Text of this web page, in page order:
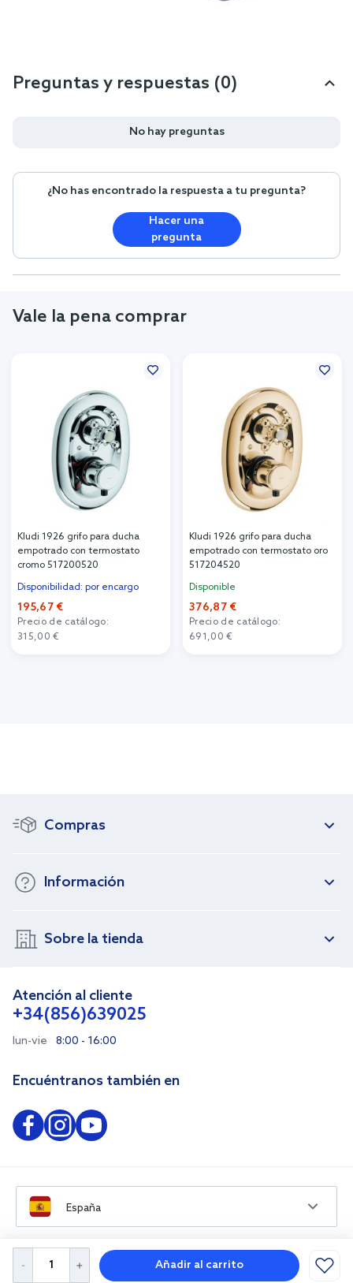
Añadir al carrito
Preguntas y respuestas (0)
No hay preguntas
¿No has encontrado la respuesta a tu pregunta?
Hacer una
pregunta
Vale la pena comprar
Kludi 1926 grifo para ducha
empotrado con termostato
cromo 517200520
Disponibilidad: por encargo
195,67 €
Precio de catálogo:
315,00 €
Kludi 1926 grifo para ducha
empotrado con termostato oro
517204520
Disponible
376,87 €
Precio de catálogo:
691,00 €
Compras
Información
Sobre la tienda
Atención al cliente
+34(856)639025
lun-vie 8:00 - 16:00
Encuéntranos también en
España